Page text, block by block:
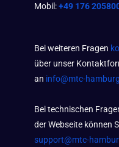
Mobil:+49 176
Bei weiteren Fragen
über unser
an info@mtc-
Bei technischen
der Webseite können
support@mtc-